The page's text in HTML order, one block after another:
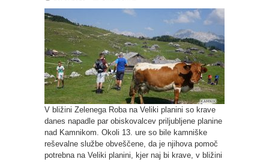
V bližini Zelenega Roba na Veliki planini so krave
danes napadle par obiskovalcev priljubljene planine
nad Kamnikom. Okoli 13. ure so bile kamniške
reševalne službe obveščene, da je njihova pomoč
potrebna na Veliki planini, kjer naj bi krave, v bližini